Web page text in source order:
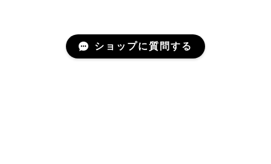
ショップに質問する